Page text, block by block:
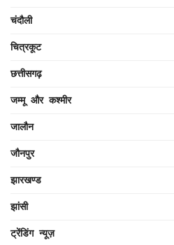
चंदौली
चित्रकूट
छत्तीसगढ़
जम्मू और कश्मीर
जालौन
जौनपुर
झारखण्ड
झांसी
ट्रेंडिंग न्यूज़